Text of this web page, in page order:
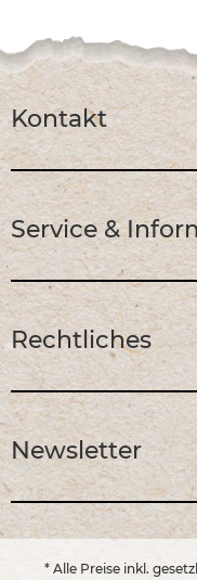
Kontakt
Service &
Rechtliches
Newsletter
* Alle Preise inkl.